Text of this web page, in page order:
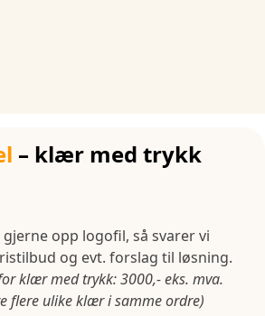
– klær med trykk
opp logofil, så svarer vi
og evt. forslag til løsning.
klær med trykk: 3000,- eks. mva.
flere ulike klær i samme ordre)